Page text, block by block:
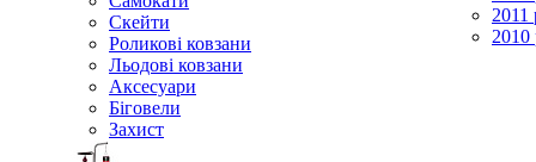
Скейти
Роликові ковзани
Льодові ковзани
Аксесуари
Біговели
Захист
2011
2010